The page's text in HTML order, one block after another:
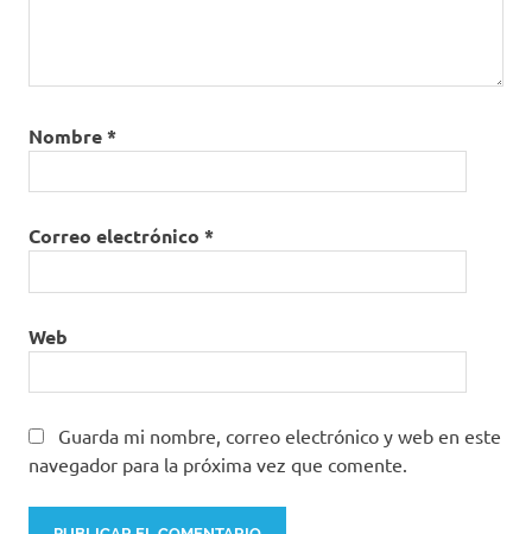
Nombre*
Correo electrónico *
Web
Guarda mi nombre, correo electrónico y web en este
navegador para la próxima vez que comente.